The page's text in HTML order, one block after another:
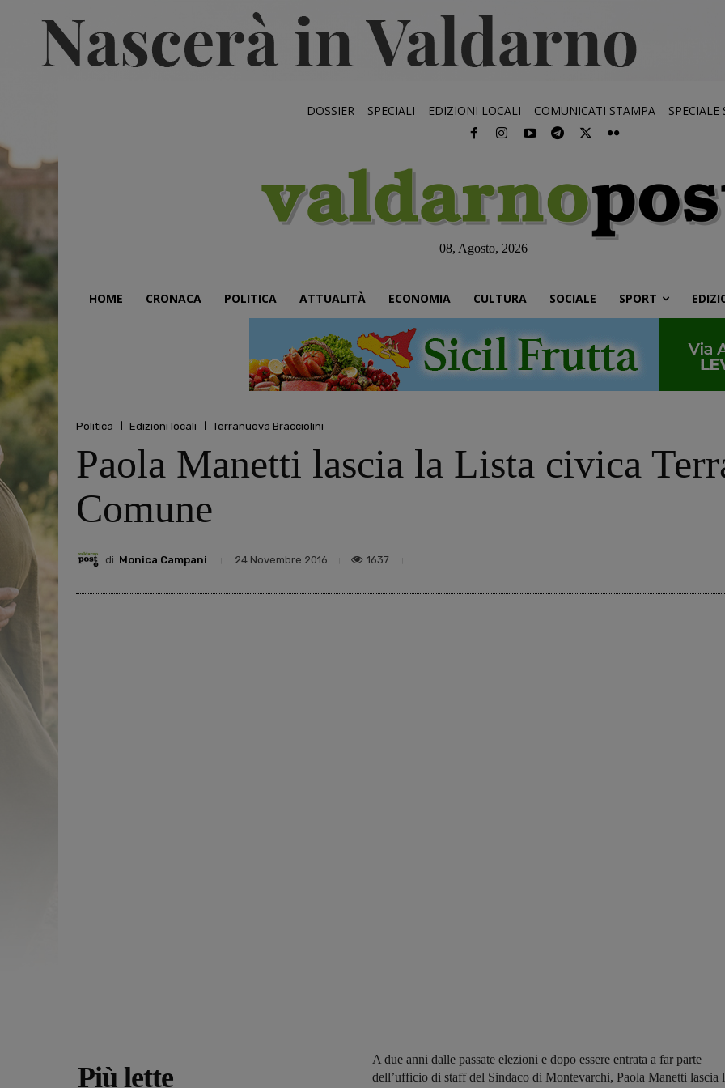
DOSSIER SPECIALI EDIZIONI LOCALI COMUNICATI STAMPA SPECIALE
08, Agosto, 2026
HOME CRONACA POLITICA ATTUALITÀ ECONOMIA CULTURA SOCIALE SPORT
Politica Edizioni locali Terranuova Bracciolini
Paola Manetti lascia la Lista civica
Comune
di Monica Campani 24 Novembre 2016 1637
Più lette
A due anni dalle passate elezioni e dopo essere entrata a far parte
dell’ufficio di staff del Sindaco di Montevarchi, Paola Manetti lascia